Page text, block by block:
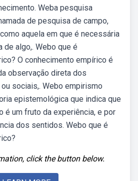
Weba pesquisa
de pesquisa de campo,
aquela em que é necessária
de algo,. Webo que é
O conhecimento empírico é
observação direta dos
sociais,. Webo empirismo
epistemológica que indica que
é um fruto da experiência, e por
dos sentidos. Webo que é
click the button below.